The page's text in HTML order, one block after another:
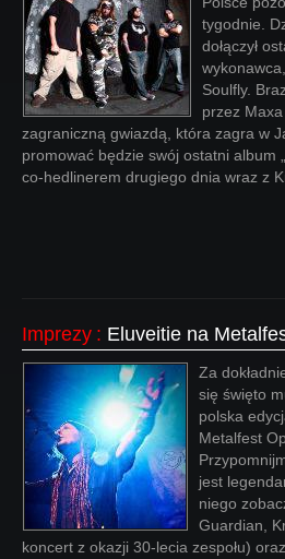
tygodnie.
dołączył
Soulfly.
przez
zagraniczną gwiazdą, która zagra w
promować będzie swój ostatni album
co-hedlinerem drugiego dnia wraz z
Imprezy : Eluveitie na
Za
się święto
polska
Metalfest
jest
niego
Guardian,
koncert z okazji 30-lecia zespołu)